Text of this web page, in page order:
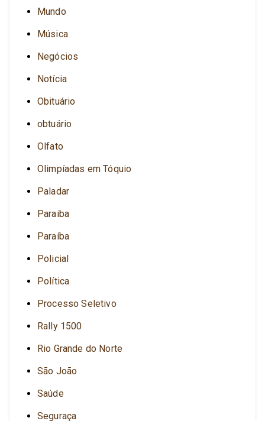
Mundo
Música
Negócios
Notícia
Obituário
obtuário
Olfato
Olimpíadas em Tóquio
Paladar
Paraiba
Paraíba
Policial
Política
Processo Seletivo
Rally 1500
Rio Grande do Norte
São João
Saúde
Seguraça